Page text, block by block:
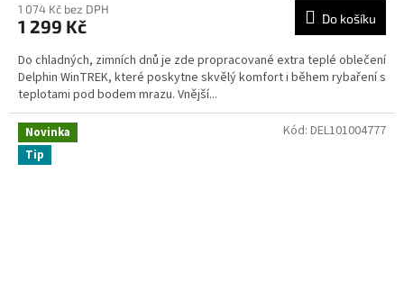
1 074 Kč bez DPH
1 299 Kč Do košíku
Do chladných, zimních dnů je zde propracované extra teplé oblečení
Delphin WinTREK, které poskytne skvělý komfort i během rybaření s
teplotami pod bodem mrazu. Vnější...
Novinka
Tip
Kód: DEL101004777